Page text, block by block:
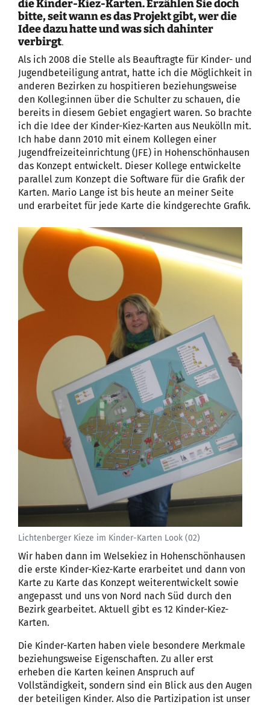
die Kinder-Kiez-Karten. Erzählen Sie doch
bitte, seit wann es das Projekt gibt, wer die
Idee dazu hatte und was sich dahinter
verbirgt.
Als ich 2008 die Stelle als Beauftragte für Kinder- und
Jugendbeteiligung antrat, hatte ich die Möglichkeit in
anderen Bezirken zu hospitieren beziehungsweise
den Kolleg:innen über die Schulter zu schauen, die
bereits in diesem Gebiet engagiert waren. So brachte
ich die Idee der Kinder-Kiez-Karten aus Neukölln mit.
Ich habe dann 2010 mit einem Kollegen einer
Jugendfreizeiteinrichtung (JFE) in Hohenschönhausen
das Konzept entwickelt. Dieser Kollege entwickelte
parallel zum Konzept die Software für die Grafik der
Karten. Mario Lange ist bis heute an meiner Seite
und erarbeitet für jede Karte die kindgerechte Grafik.
Lichtenberger Kieze im Kinder-Karten Look (02)
Wir haben dann im Welsekiez in Hohenschönhausen
die erste Kinder-Kiez-Karte erarbeitet und dann von
Karte zu Karte das Konzept weiterentwickelt sowie
angepasst und uns von Nord nach Süd durch den
Bezirk gearbeitet. Aktuell gibt es 12 Kinder-Kiez-
Karten.
Die Kinder-Karten haben viele besondere Merkmale
beziehungsweise Eigenschaften. Zu aller erst
erheben die Karten keinen Anspruch auf
Vollständigkeit, sondern sind ein Blick aus den Augen
der beteiligen Kinder. Also die Partizipation ist unser